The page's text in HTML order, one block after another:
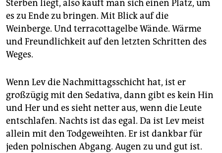
Sterben liegt, also kauft man sich einen Platz, um
es zu Ende zu bringen. Mit Blick auf die
Weinberge. Und terracottagelbe Wände. Wärme
und Freundlichkeit auf den letzten Schritten des
Weges.
Wenn Lev die Nachmittagsschicht hat, ist er
großzügig mit den Sedativa, dann gibt es kein Hin
und Her und es sieht netter aus, wenn die Leute
entschlafen. Nachts ist das egal. Da ist Lev meist
allein mit den Todgeweihten. Er ist dankbar für
jeden polnischen Abgang. Augen zu und gut ist.